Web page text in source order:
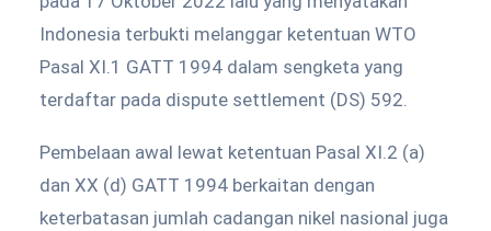
Indonesia terbukti melanggar ketentuan WTO
Pasal XI.1 GATT 1994 dalam sengketa yang
terdaftar pada dispute settlement (DS) 592.
Pembelaan awal lewat ketentuan Pasal XI.2 (a)
dan XX (d) GATT 1994 berkaitan dengan
keterbatasan jumlah cadangan nikel nasional juga